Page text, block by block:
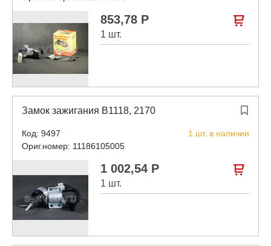
853,78 Р
1 шт.


Замок зажигания В1118, 2170
Код: 9497
1 шт. в наличии
Ориг.номер: 11186105005
1 002,54 Р
1 шт.
